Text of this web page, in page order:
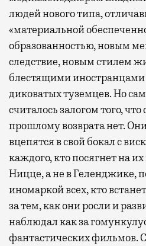
людей нового типа,
«материальной
образованностью, новым
следствие, новым стилем
блестящими
диковатых туземцев. Но
считалось залогом того,
прошлому возврата нет.
вцепятся в свой бокал с
каждого, кто посягнет на
Ницце, а не в Геленджике,
иномаркой всех, кто
за тем, как они росли и
наблюдал как за
фантастических фильмов.